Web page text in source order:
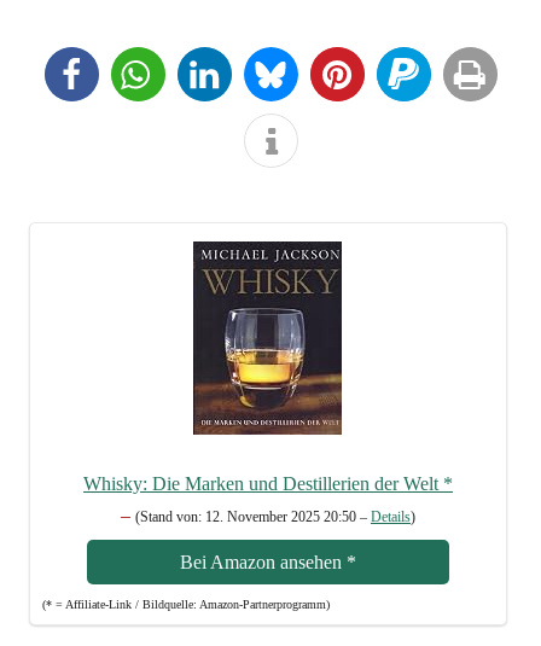
Whis­ky: Die Mar­ken und Destil­le­rien der Welt *
– (Stand von: 12. Novem­ber 2025 20:50 – Details)
Bei Ama­zon anse­hen *
(* = Affi­lia­te-Link / Bild­quel­le: Amazon-Partnerprogramm)